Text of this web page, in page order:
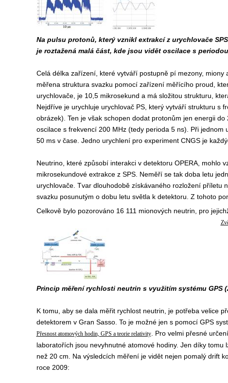
Na pulsu protonů, který vznikl extrakcí z urychlovače
je roztažená malá část, kde jsou vidět oscilace s
Celá délka zařízení, které vytváří postupně pí mezony,
měřena struktura svazku pomocí zařízení měřícího proud,
urychlovače, je 10,5 mikrosekund a má složitou strukturu,
Nejdříve je urychluje urychlovač PS, který vytváří strukturu s
obrázek). Ten je však schopen dodat protonům jen energii
oscilace s frekvencí 200 MHz (tedy perioda 5 ns). Při
50 ms v čase. Jedno urychlení pro experiment CNGS je
Neutrino, které způsobí interakci v detektoru OPERA, mohlo
mikrosekundové extrakce z SPS. Neměří se tak doba letu
urychlovače. Tvar dlouhodobě získávaného rozložení příletu
svazku posunutým o dobu letu světla k detektoru. Z tohoto
Celkově bylo pozorováno 16 111 mionových neutrin, pro
Princip měření rychlosti neutrin s využitím systému GPS
K tomu, aby se dala měřit rychlost neutrin, je potřeba velice
detektorem v Gran Sasso. To je možné jen s pomocí GPS
Přesnost atomových hodin, GPS a teorie relativity. Pro velmi přesné
laboratořích jsou nevyhnutné atomové hodiny. Jen díky
než 20 cm. Na výsledcích měření je vidět nejen pomalý drift
roce 2009: